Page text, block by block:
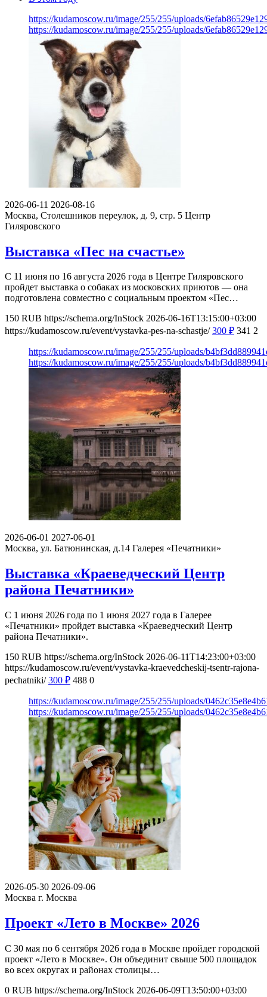
https://kudamoscow.ru/image/255/255/uploads/
https://kudamoscow.ru/image/255/255/uploads/
2026-06-11 2026-08-16
Москва, Столешников переулок, д. 9, стр. 5 Центр
Гиляровского
Выставка «Пес на счастье»
С 11 июня по 16 августа 2026 года в Центре Гиляровского
пройдет выставка о собаках из московских приютов — она
подготовлена совместно с социальным проектом «Пес…
150 RUB https://schema.org/InStock 2026-06-16T13:15:00+03:00
https://kudamoscow.ru/event/vystavka-pes-na-schastje/ 300 ₽ 341 2
https://kudamoscow.ru/image/255/255/uploads/
https://kudamoscow.ru/image/255/255/uploads/
2026-06-01 2027-06-01
Москва, ул. Батюнинская, д.14 Галерея «Печатники»
Выставка «Краеведческий Центр
района Печатники»
С 1 июня 2026 года по 1 июня 2027 года в Галерее
«Печатники» пройдет выставка «Краеведческий Центр
района Печатники».
150 RUB https://schema.org/InStock 2026-06-11T14:23:00+03:00
https://kudamoscow.ru/event/vystavka-kraevedcheskij-tsentr-rajona-
pechatniki/ 300 ₽ 488 0
https://kudamoscow.ru/image/255/255/uploads/
https://kudamoscow.ru/image/255/255/uploads/
2026-05-30 2026-09-06
Москва г. Москва
Проект «Лето в Москве» 2026
С 30 мая по 6 сентября 2026 года в Москве пройдет городской
проект «Лето в Москве». Он объединит свыше 500 площадок
во всех округах и районах столицы…
0 RUB https://schema.org/InStock 2026-06-09T13:50:00+03:00